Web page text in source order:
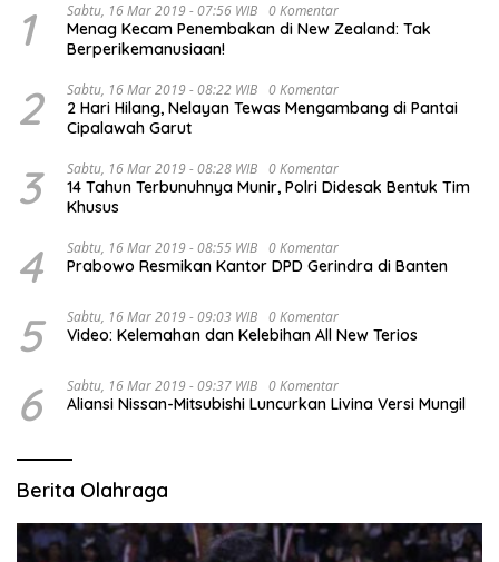
1 Sabtu, 16 Mar 2019 - 07:56 WIB 0 Komentar
Menag Kecam Penembakan di New Zealand: Tak
Berperikemanusiaan!
2 Sabtu, 16 Mar 2019 - 08:22 WIB 0 Komentar
2 Hari Hilang, Nelayan Tewas Mengambang di Pantai
Cipalawah Garut
3 Sabtu, 16 Mar 2019 - 08:28 WIB 0 Komentar
14 Tahun Terbunuhnya Munir, Polri Didesak Bentuk Tim
Khusus
4 Sabtu, 16 Mar 2019 - 08:55 WIB 0 Komentar
Prabowo Resmikan Kantor DPD Gerindra di Banten
5 Sabtu, 16 Mar 2019 - 09:03 WIB 0 Komentar
Video: Kelemahan dan Kelebihan All New Terios
6 Sabtu, 16 Mar 2019 - 09:37 WIB 0 Komentar
Aliansi Nissan-Mitsubishi Luncurkan Livina Versi Mungil
Berita Olahraga